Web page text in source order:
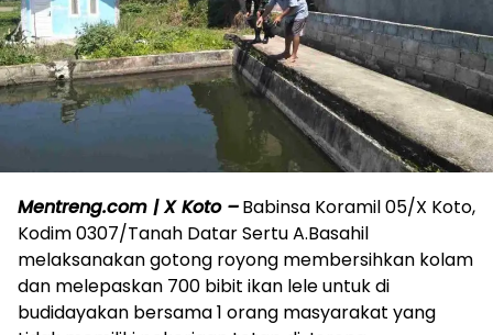
Mentreng.com | X Koto –Babinsa Koramil 05/X Koto,
Kodim 0307/Tanah Datar Sertu A.Basahil
melaksanakan gotong royong membersihkan kolam
dan melepaskan 700 bibit ikan lele untuk di
budidayakan bersama 1 orang masyarakat yang